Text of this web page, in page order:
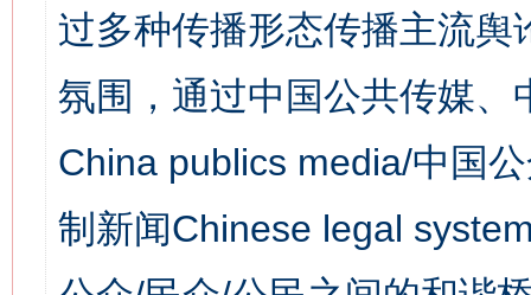
过多种传播形态传播主流
氛围，通过中国公共传媒
China publics media/中国
制新闻Chinese legal